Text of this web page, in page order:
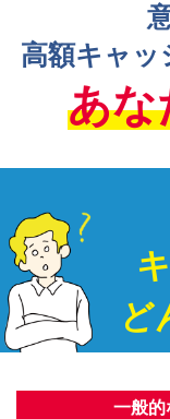
高額キャッ
あな
ど
一般的